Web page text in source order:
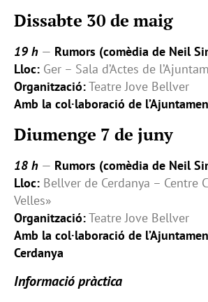
Dissabte 30 de maig
19 h — Rumors (comèdia de Neil
Lloc: Ger – Sala d’Actes de
Organització:Teatre Jove Bellver
Amb la col·laboració de
Diumenge 7 de juny
18 h — Rumors (comèdia de Neil
Lloc: Bellver de Cerdanya – Centre
Velles»
Organització:Teatre Jove Bellver
Amb la col·laboració de
Cerdanya
Informació pràctica